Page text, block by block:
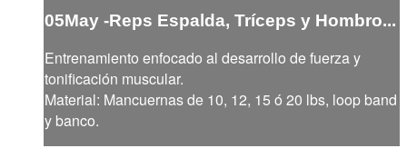
05May -Reps Espalda, Tríceps y Hombro...
Entrenamiento enfocado al desarrollo de fuerza y
tonificación muscular.
Material: Mancuernas de 10, 12, 15 ó 20 lbs, loop band
y banco.